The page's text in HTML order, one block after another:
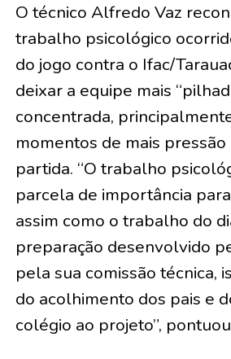
O técnico Alfredo Vaz
trabalho psicológico
do jogo contra o Ifac/
deixar a equipe mais
concentrada,
momentos de mais
partida. “O trabalho
parcela de importância
assim como o trabalho do
preparação desenvolvido
pela sua comissão técnica,
do acolhimento dos pais e
colégio ao projeto”,